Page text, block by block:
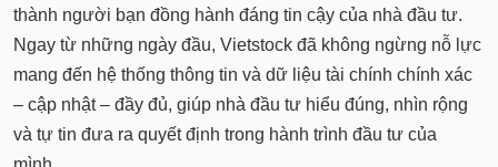
thành người bạn đồng hành đáng tin cậy của nhà đầu tư.
Ngay từ những ngày đầu, Vietstock đã không ngừng nỗ lực
mang đến hệ thống thông tin và dữ liệu tài chính chính xác
– cập nhật – đầy đủ, giúp nhà đầu tư hiểu đúng, nhìn rộng
và tự tin đưa ra quyết định trong hành trình đầu tư của